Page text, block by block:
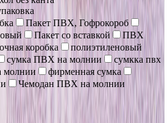
Пакет ПВХ, Гофрокороб
Пакет со вставкой
ПВХ
коробка
полиэтиленовый
сумка ПВХ на молнии
сумкка пвх
молнии
фирменная сумка
Чемодан ПВХ на молнии